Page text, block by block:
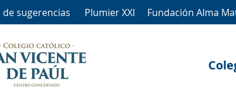
Fundación Alma
de sugerencias Plumier XXI